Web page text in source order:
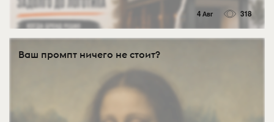
4 Авг 318
Ваш промпт ничего не стоит?